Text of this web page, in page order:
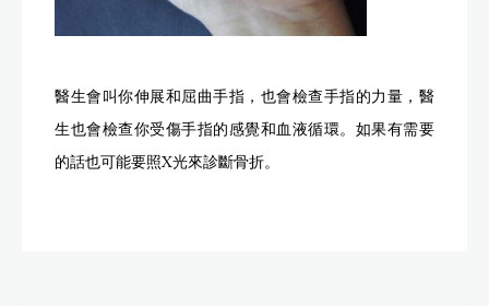
醫生會叫你伸展和屈曲手指，也會檢查手指的力量，醫
生也會檢查你受傷手指的感覺和血液循環。如果有需要
的話也可能要照X光來診斷骨折。